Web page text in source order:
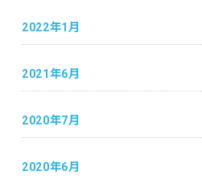
2022年1月
2021年6月
2020年7月
2020年6月